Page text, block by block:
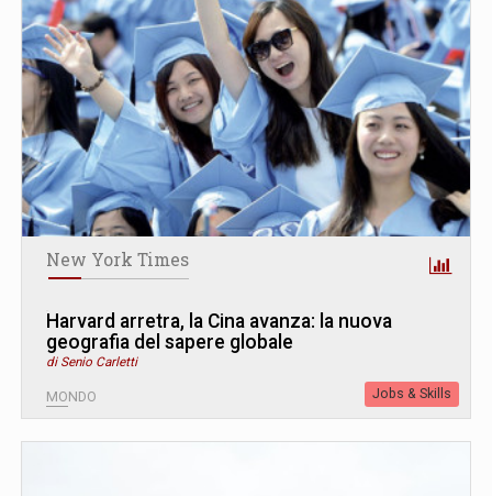
New York Times
Harvard arretra, la Cina avanza: la nuova
geografia del sapere globale
di Senio Carletti
MONDO Jobs & Skills